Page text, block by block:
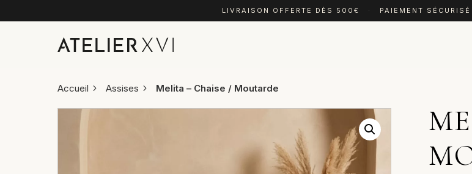
LIVRAISON OFFERTE DÈS 500€ · PAIEMENT SÉCURISÉ
Accueil Assises Melita – Chaise / Moutarde